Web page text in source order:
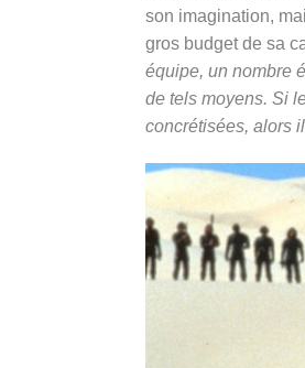
son imagination,
gros budget de sa
équipe, un nombre
de tels moyens. Si
concrétisées, alors